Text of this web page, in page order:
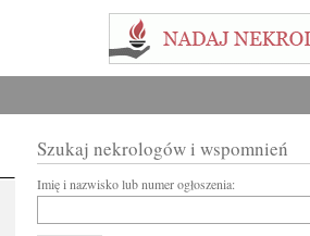
Szukaj nekrologów i wspomnień
Imię i nazwisko lub numer ogłoszenia: